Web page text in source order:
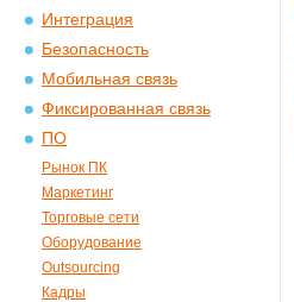
Интеграция
Безопасность
Мобильная связь
Фиксированная связь
ПО
Рынок ПК
Маркетинг
Торговые сети
Оборудование
Outsourcing
Кадры